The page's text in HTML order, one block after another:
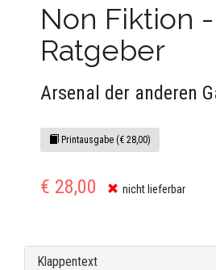
Non Fiktion -
Ratgeber
Arsenal der anderen
Printausgabe (€ 28,00)
€ 28,00 nicht lieferbar
Klappentext